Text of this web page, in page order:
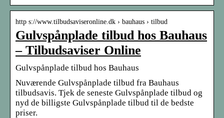
http s://www.tilbudsaviseronline.dk › bauhaus › tilbud
Gulvspånplade tilbud hos Bauhaus
– Tilbudsaviser Online
Gulvspånplade tilbud hos Bauhaus
Nuværende Gulvspånplade tilbud fra Bauhaus
tilbudsavis. Tjek de seneste Gulvspånplade tilbud og
nyd de billigste Gulvspånplade tilbud til de bedste
priser.